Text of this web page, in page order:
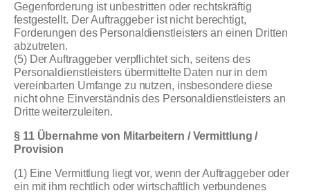
Gegenforderung ist unbestritten oder rechtskräftig
festgestellt. Der Auftraggeber ist nicht berechtigt,
Forderungen des Personaldienstleisters an einen Dritten
abzutreten.
(5) Der Auftraggeber verpflichtet sich, seitens des
Personaldienstleisters übermittelte Daten nur in dem
vereinbarten Umfange zu nutzen, insbesondere diese
nicht ohne Einverständnis des Personaldienstleisters an
Dritte weiterzuleiten.
§ 11 Übernahme von Mitarbeitern / Vermittlung /
Provision
(1) Eine Vermittlung liegt vor, wenn der Auftraggeber oder
ein mit ihm rechtlich oder wirtschaftlich verbundenes